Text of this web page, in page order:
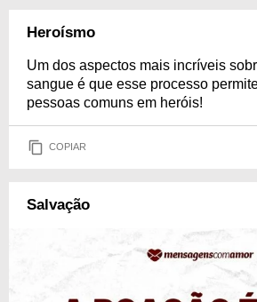
Heroísmo
Um dos aspectos mais incríveis
sangue é que esse processo
pessoas comuns em heróis!
COPIAR
Salvação